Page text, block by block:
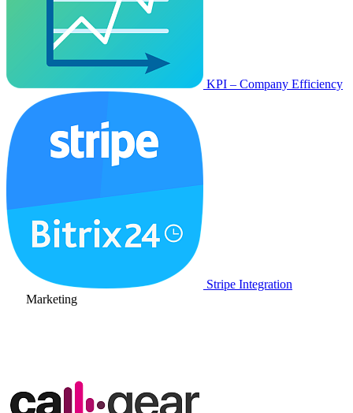
KPI – Company Efficiency
Stripe Integration
Marketing